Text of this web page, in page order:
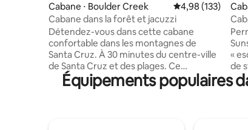
Cabane ⋅ Boulder Creek Évaluation
4,98 (133)
Cabane dans la forêt et jacuzzi
Détendez-vous dans cette cabane
confortable dans les montagnes de
Santa Cruz. À 30 minutes du centre-ville
de Santa Cruz et des plages. Ce
charmant studio de 400 pieds carrés est
le cadre idéal pour se déconnecter de la
«
de
Équipements populaires